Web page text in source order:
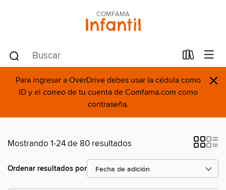
COMFAMA
Infantil
Para ingresar a OverDrive debes usar la cédula como
ID y el correo de tu cuenta de Comfama.com como
contraseña.
×
Mostrando 1-24 de 80 resultados
Ordenar resultados por